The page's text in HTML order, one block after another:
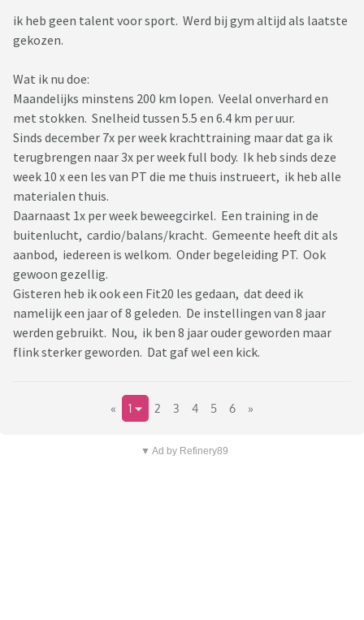
ik heb geen talent voor sport. Werd bij gym altijd als laatste
gekozen.
Wat ik nu doe:
Maandelijks minstens 200 km lopen. Veelal onverhard en
met stokken. Snelheid tussen 5.5 en 6.4 km per uur.
Sinds december 7x per week krachttraining maar dat ga ik
terugbrengen naar 3x per week full body. Ik heb sinds deze
week 10 x een les van PT die me thuis instrueert, ik heb alle
materialen thuis.
Daarnaast 1x per week beweegcirkel. Een training in de
buitenlucht, cardio/balans/kracht. Gemeente heeft dit als
aanbod, iedereen is welkom. Onder begeleiding PT. Ook
gewoon gezellig.
Gisteren heb ik ook een Fit20 les gedaan, dat deed ik
namelijk een jaar of 8 geleden. De instellingen van 8 jaar
werden gebruikt. Nou, ik ben 8 jaar ouder geworden maar
flink sterker geworden. Dat gaf wel een kick.
« 1 2 3 4 5 6 »
▼ Ad by Refinery89